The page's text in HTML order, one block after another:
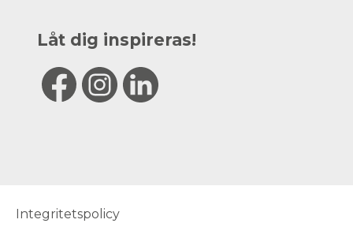
Låt dig inspireras!
Integritetspolicy